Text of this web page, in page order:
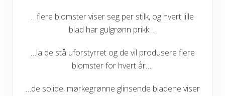
…flere blomster viser seg per stilk, og hvert lille
blad har gulgrønn prikk…
…la de stå uforstyrret og de vil produsere flere
blomster for hvert år…
…de solide, mørkegrønne glinsende bladene viser